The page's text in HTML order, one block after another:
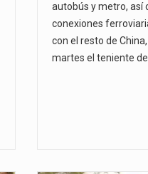
autobús y metro, así
conexiones
con el resto de China,
martes el teniente